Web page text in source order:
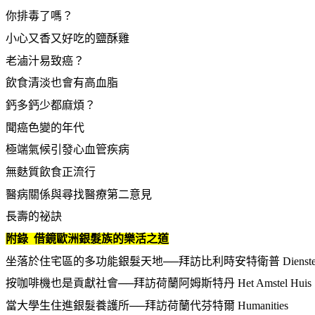
你排毒了嗎？
小心又香又好吃的鹽酥雞
老滷汁易致癌？
飲食清淡也會有高血脂
鈣多鈣少都麻煩？
聞癌色變的年代
極端氣候引發心血管疾病
無麩質飲食正流行
醫病關係與尋找醫療第二意見
長壽的祕訣
附錄 借鏡歐洲銀髮族的樂活之道
坐落於住宅區的多功能銀髮天地──拜訪比利時安特衛普
按咖啡機也是貢獻社會──拜訪荷蘭阿姆斯特丹 Het Amstel Huis
當大學生住進銀髮養護所──拜訪荷蘭代芬特爾 Humanities